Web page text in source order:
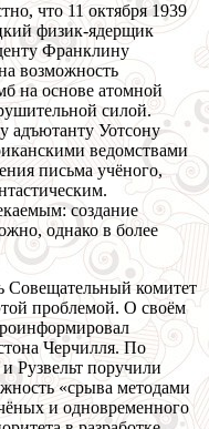
что 11 октября 1939
физик-ядерщик
Франклину
возможность
на основе атомной
силой.
адъютанту Уотсону
ведомствами
письма учёного,
создание
однако в более
Совещательный комитет
проблемой. О своём
Черчилля. По
Рузвельт поручили
«срыва методами
и одновременного